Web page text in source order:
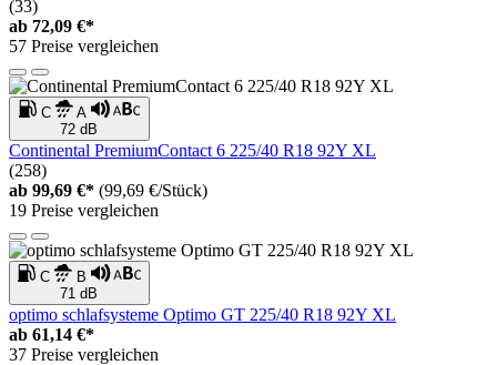
(33)
ab 72,09 €*
57 Preise vergleichen
C
A
72 dB
Continental PremiumContact 6 225/40 R18 92Y XL
(258)
ab 99,69 €* (99,69 €/Stück)
19 Preise vergleichen
C
B
71 dB
optimo schlafsysteme Optimo GT 225/40 R18 92Y XL
ab 61,14 €*
37 Preise vergleichen